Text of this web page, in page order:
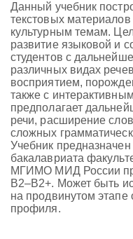
Данный учебник
текстовых
культурным темам.
развитие языковой и
студентов с
различных видах
восприятием,
также с
предполагает
речи, расширение
сложных
Учебник предназначен
бакалавриата
МГИМО МИД России
B2–B2+. Может быть
на продвинутом этапе
профиля.